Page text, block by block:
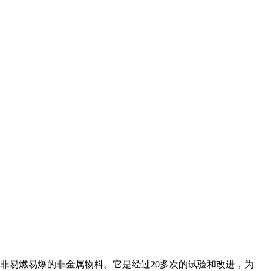
易燃易爆的非金属物料。它是经过20多次的试验和改进，为